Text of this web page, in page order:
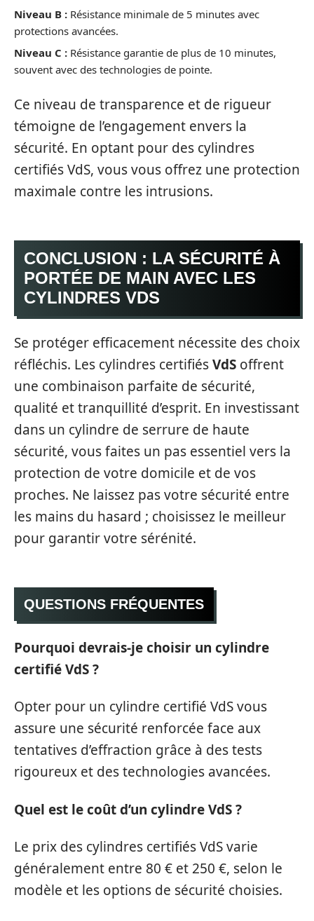
Niveau B : Résistance minimale de 5 minutes avec
protections avancées.
Niveau C : Résistance garantie de plus de 10 minutes,
souvent avec des technologies de pointe.
Ce niveau de transparence et de rigueur
témoigne de l’engagement envers la
sécurité. En optant pour des cylindres
certifiés VdS, vous vous offrez une protection
maximale contre les intrusions.
CONCLUSION : LA SÉCURITÉ À
PORTÉE DE MAIN AVEC LES
CYLINDRES VDS
Se protéger efficacement nécessite des choix
réfléchis. Les cylindres certifiésVdS offrent
une combinaison parfaite de sécurité,
qualité et tranquillité d’esprit. En investissant
dans un cylindre de serrure de haute
sécurité, vous faites un pas essentiel vers la
protection de votre domicile et de vos
proches. Ne laissez pas votre sécurité entre
les mains du hasard ; choisissez le meilleur
pour garantir votre sérénité.
QUESTIONS FRÉQUENTES
Pourquoi devrais-je choisir un cylindre
certifié VdS ?
Opter pour un cylindre certifié VdS vous
assure une sécurité renforcée face aux
tentatives d’effraction grâce à des tests
rigoureux et des technologies avancées.
Quel est le coût d’un cylindre VdS ?
Le prix des cylindres certifiés VdS varie
généralement entre 80 € et 250 €, selon le
modèle et les options de sécurité choisies.